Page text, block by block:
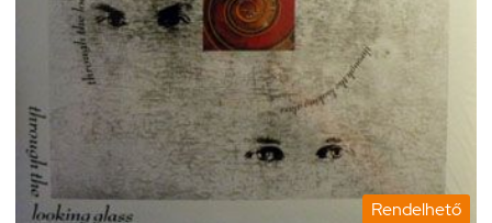
Rendelhető